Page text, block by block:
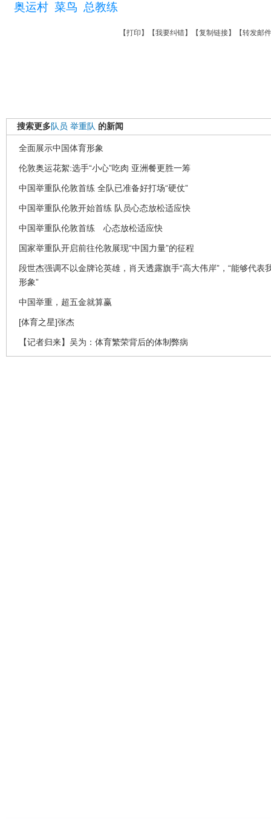
奥运村 菜鸟 总教练
【打印 】【我要纠错】【复制链接】【转发邮件
搜索更多队员 举重队 的新闻
全面展示中国体育形象
伦敦奥运花絮:选手“小心”吃肉 亚洲餐更胜一筹
中国举重队伦敦首练 全队已准备好打场“硬仗”
中国举重队伦敦开始首练 队员心态放松适应快
中国举重队伦敦首练 心态放松适应快
国家举重队开启前往伦敦展现“中国力量”的征程
段世杰强调不以金牌论英雄，肖天透露旗手“高大伟岸”，“能够代表
形象”
中国举重，超五金就算赢
[体育之星]张杰
【记者归来】吴为：体育繁荣背后的体制弊病